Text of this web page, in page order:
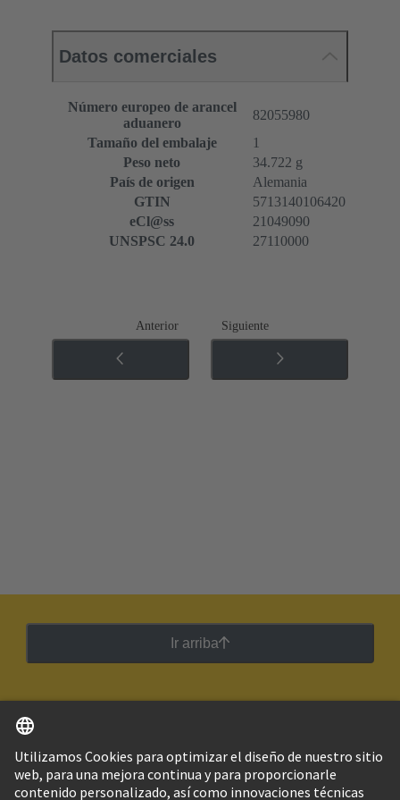
Datos comerciales
Número europeo de arancel
aduanero
82055980
Tamaño del embalaje
1
Peso neto
34.722 g
País de origen
Alemania
GTIN
5713140106420
eCl@ss
21049090
UNSPSC 24.0
27110000
Anterior Siguiente
Ir arriba
Argentina Español